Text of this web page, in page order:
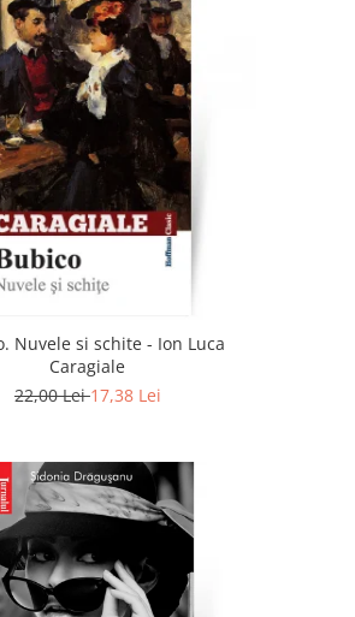
Nuvele si schite - Ion Luca
Caragiale
22,00 Lei17,38 Lei